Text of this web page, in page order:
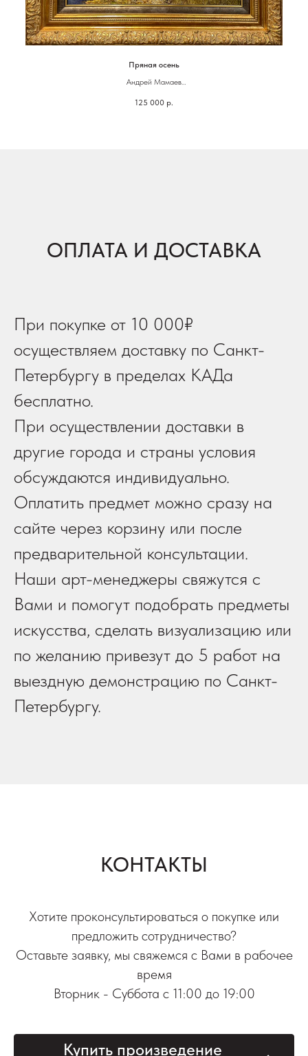
Пряная осень
Андрей Мамаев
30 х 35 см
125 000 р.
ОПЛАТА И ДОСТАВКА
При покупке от 10 000₽
осуществляем доставку по Санкт-
Петербургу в пределах КАДа
бесплатно.
При осуществлении доставки в
другие города и страны условия
обсуждаются индивидуально.
Оплатить предмет можно сразу на
сайте через корзину или после
предварительной консультации.
Наши арт-менеджеры свяжутся с
Вами и помогут подобрать предметы
искусства, сделать визуализацию или
по желанию привезут до 5 работ на
выездную демонстрацию по Санкт-
Петербургу.
КОНТАКТЫ
Хотите проконсультироваться о покупке или
предложить сотрудничество?
Оставьте заявку, мы свяжемся с Вами в рабочее
время
Вторник - Суббота с 11:00 до 19:00
Купить произведение